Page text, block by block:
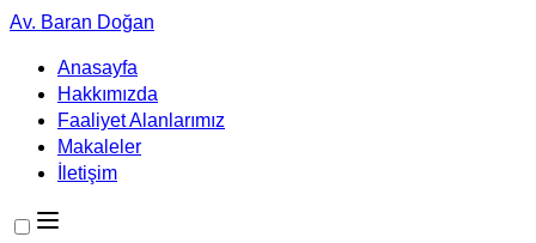
Av. Baran Doğan
Anasayfa
Hakkımızda
Faaliyet Alanlarımız
Makaleler
İletişim